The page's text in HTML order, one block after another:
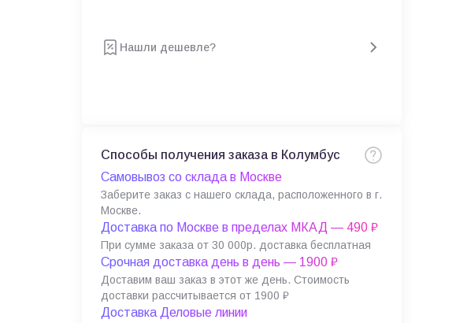
Нашли дешевле?
Способы получения заказа в Колумбус
Самовывоз со склада в Москве
Заберите заказ с нашего склада, расположенного в г.
Москве.
Доставка по Москве в пределах МКАД — 490 ₽
При сумме заказа от 30 000р. доставка бесплатная
Срочная доставка день в день — 1900 ₽
Доставим ваш заказ в этот же день. Стоимость
доставки рассчитывается от 1900 ₽
Доставка Деловые линии